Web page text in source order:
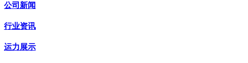
公司新闻
行业资讯
运力展示